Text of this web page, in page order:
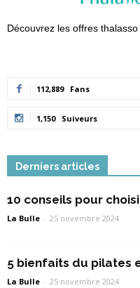
Découvrez les offres
112,889 Fans
1,150 Suiveurs
Derniers articles
10 conseils pour
La Bulle - 25 novembre 2024
5 bienfaits du pilates
La Bulle - 25 novembre 2024